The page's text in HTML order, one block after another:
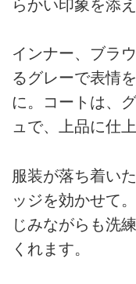
らかい印象を添
インナー、ブラ
るグレーで表情
に。コートは、
ュで、上品に仕
服装が落ち着い
ッジを効かせて
じみながらも洗
くれます。